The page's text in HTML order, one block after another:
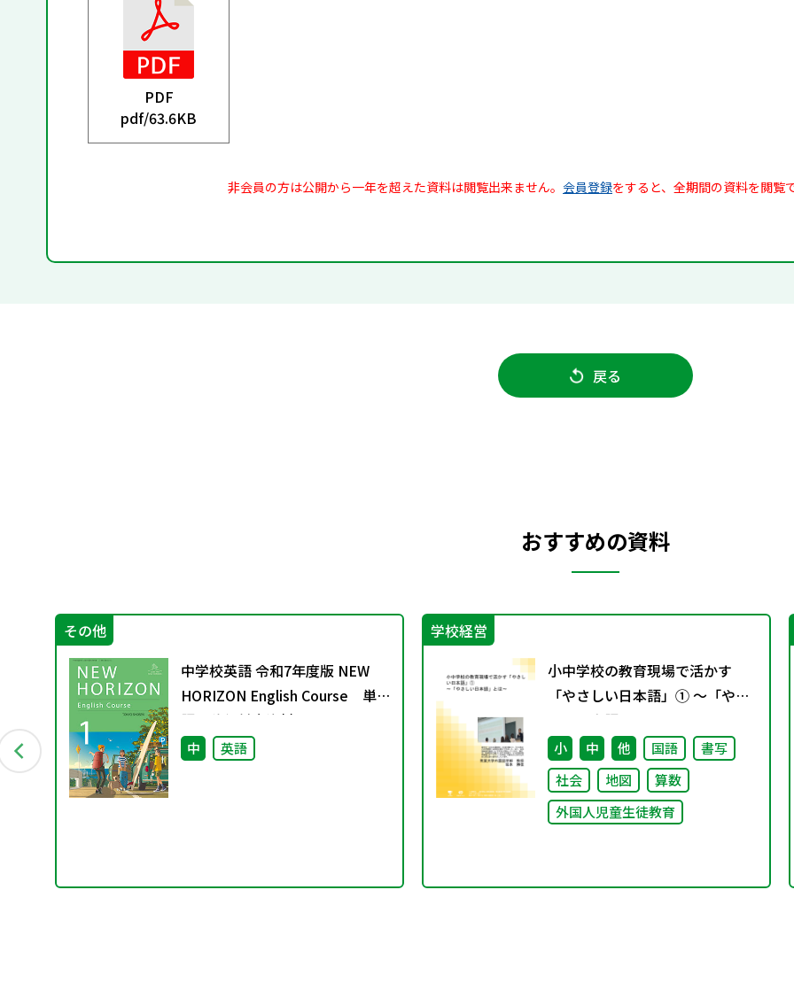
PDF
pdf/63.6KB
非会員の方は公開から一年を超えた資料は閲覧出来ません。 会員登録をすると、全期間の資料を閲覧
戻る
おすすめの資料
その他
中学校英語 令和7年度版 NEW
HORIZON English Course 単
語の移行対応資料
中 英語
学校経営
小中学校の教育現場で活かす
「やさしい日本語」① ～「やさ
しい日本語」とは～
小 中 他 国語
書写
社会
地図
算数
外国人児童生徒教育